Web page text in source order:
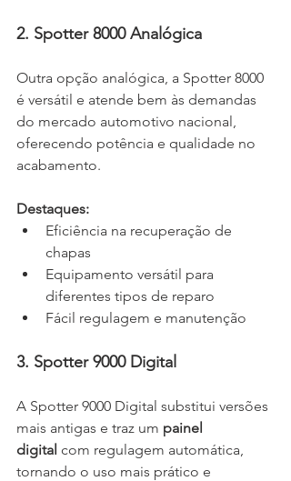
2. Spotter 8000 Analógica
Outra opção analógica, a Spotter 8000
é versátil e atende bem às demandas
do mercado automotivo nacional,
oferecendo potência e qualidade no
acabamento.
Destaques:
Eficiência na recuperação de
chapas
Equipamento versátil para
diferentes tipos de reparo
Fácil regulagem e manutenção
3. Spotter 9000 Digital
A Spotter 9000 Digital substitui versões
mais antigas e traz um painel
digital com regulagem automática,
tornando o uso mais prático e